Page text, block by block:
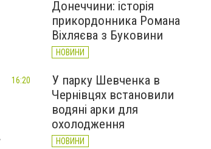
Донеччини: історія
прикордонника Романа
Віхляєва з Буковини
НОВИНИ
У парку Шевченка в
Чернівцях встановили
водяні арки для
охолодження
НОВИНИ
16:20